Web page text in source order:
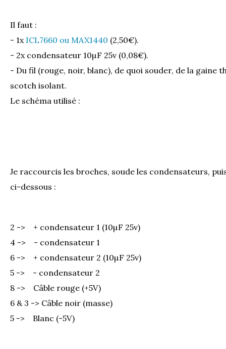
Il faut :
- 1x ICL7660 ou MAX1440 (2,50€).
- 2x condensateur 10µF 25v (0,08€).
- Du fil (rouge, noir, blanc), de quoi souder, de la gaine
scotch isolant.
Le schéma utilisé :
Je raccourcis les broches, soude les condensateurs,
ci-dessous :
2 -> + condensateur 1 (10µF 25v)
4 -> - condensateur 1
6 -> + condensateur 2 (10µF 25v)
5 -> - condensateur 2
8 -> Câble rouge (+5V)
6 & 3 -> Câble noir (masse)
5 -> Blanc (-5V)